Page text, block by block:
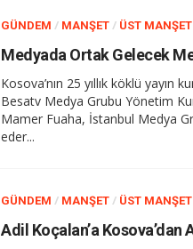
GÜNDEM / MANŞET / ÜST MANŞET
Kosova’nın 25 yıllık köklü yayın
Besatv Medya Grubu Yönetim
Mamer Fuaha, İstanbul Medya
eder...
GÜNDEM / MANŞET / ÜST MANŞET
Adil Koçalan’a Kosova’dan